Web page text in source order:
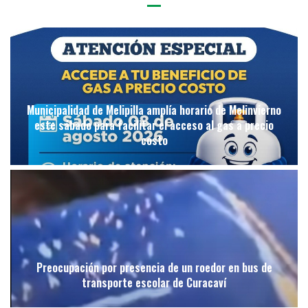
Municipalidad de Melipilla amplía horario de Melinvierno
este sábado para facilitar el acceso al gas a precio
costo
Preocupación por presencia de un roedor en bus de
transporte escolar de Curacaví